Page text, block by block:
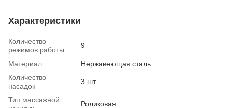
Характеристики
Количество
режимов работы
9
Материал
Нержавеющая сталь
Количество
насадок
3 шт.
Тип массажной
Роликовая